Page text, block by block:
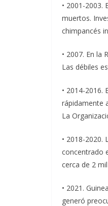
• 2001-2003.
muertos.
chimpancés
• 2007. En la
Las débiles
• 2014-2016.
rápidamente
La
• 2018-
concentrado
cerca de 2
• 2021.
generó